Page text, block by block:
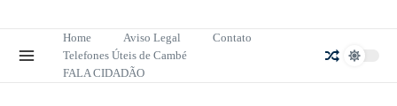
Home Aviso Legal
Contato
Telefones Úteis de Cambé
FALA CIDADÃO